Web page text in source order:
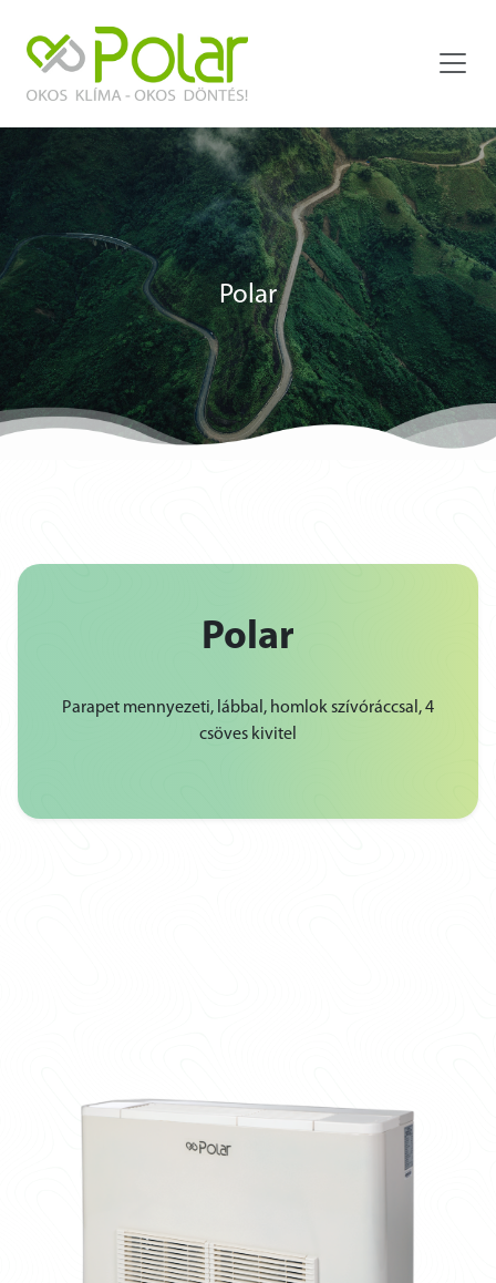
Polar
Polar
Parapet mennyezeti, lábbal, homlok szívóráccsal, 4
csöves kivitel